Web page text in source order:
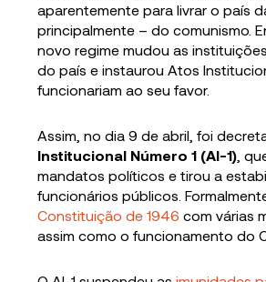
aparentemente para livrar o país
principalmente – do comunismo.
novo regime mudou as
do país e instaurou Atos
funcionariam ao seu favor.
Assim, no dia 9 de abril, foi
Institucional Número 1 (AI-1) ,
mandatos políticos e tirou a
funcionários públicos.
Constituição de 1946 com várias
assim como o funcionamento do